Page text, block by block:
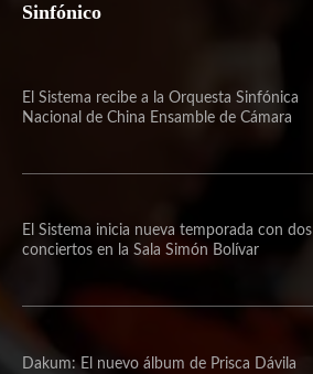
Sinfónico
El Sistema recibe a la Orquesta Sinfónica
Nacional de China Ensamble de Cámara
El Sistema inicia nueva temporada con dos
conciertos en la Sala Simón Bolívar
Dakum: El nuevo álbum de Prisca Dávila